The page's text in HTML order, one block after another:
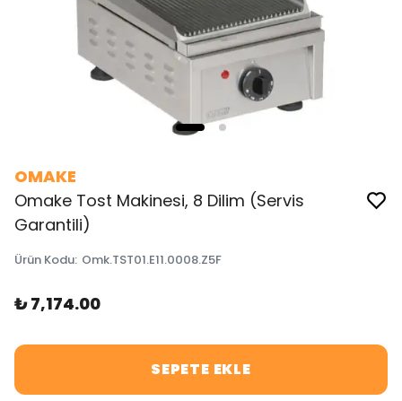
OMAKE
Omake Tost Makinesi, 8 Dilim (Servis
Garantili)
Ürün Kodu: Omk.TST01.E11.0008.Z5F
₺ 7,174.00
SEPETE EKLE